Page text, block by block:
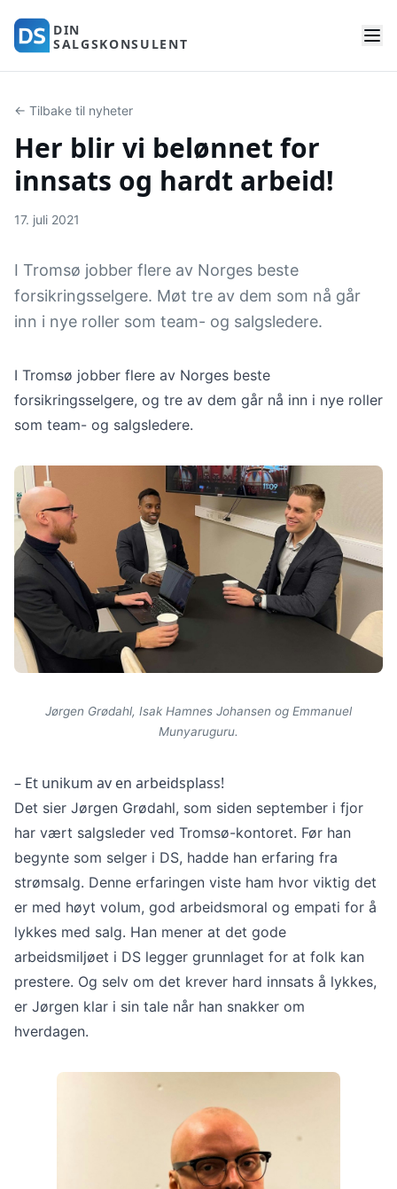
DIN
SALGSKONSULENT
← Tilbake til nyheter
Her blir vi belønnet for
innsats og hardt arbeid!
17. juli 2021
I Tromsø jobber flere av Norges beste
forsikringsselgere. Møt tre av dem som nå går
inn i nye roller som team- og salgsledere.
I Tromsø jobber flere av Norges beste
forsikringsselgere, og tre av dem går nå inn i nye roller
som team- og salgsledere.
Jørgen Grødahl, Isak Hamnes Johansen og Emmanuel
Munyaruguru.
– Et unikum av en arbeidsplass!
Det sier Jørgen Grødahl, som siden september i fjor
har vært salgsleder ved Tromsø-kontoret. Før han
begynte som selger i DS, hadde han erfaring fra
strømsalg. Denne erfaringen viste ham hvor viktig det
er med høyt volum, god arbeidsmoral og empati for å
lykkes med salg. Han mener at det gode
arbeidsmiljøet i DS legger grunnlaget for at folk kan
prestere. Og selv om det krever hard innsats å lykkes,
er Jørgen klar i sin tale når han snakker om
hverdagen.